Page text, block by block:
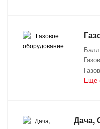
Еще
Дача,